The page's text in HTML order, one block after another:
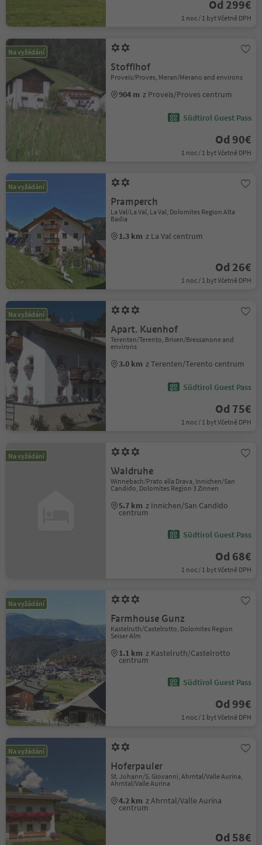
Od 299€
1 noc / 1 byt Včetně DPH
Na vyžádání
Stofflhof
Proveis/Proves, Meran/Merano and environs
904 m z Proveis/Proves centrum
Südtirol Guest Pass
Od 90€
1 noc / 1 byt Včetně DPH
Na vyžádání
Pramperch
La Val/La Val, La Val, Dolomites Region Alta
Badia
1.3 km z La Val centrum
Od 26€
1 noc / 1 byt Včetně DPH
Na vyžádání
Apart. Kuenhof
Terenten/Terento, Brixen/Bressanone and
environs
3.0 km z Terenten/Terento centrum
Südtirol Guest Pass
Od 75€
1 noc / 1 byt Včetně DPH
Na vyžádání
Waldruhe
Winnebach/Prato alla Drava, Innichen/San
Candido, Dolomites Region 3 Zinnen
5.7 km z Innichen/San Candido
centrum
Südtirol Guest Pass
Od 68€
1 noc / 1 byt Včetně DPH
Na vyžádání
Farmhouse Gunz
Kastelruth/Castelrotto, Dolomites Region
Seiser Alm
1.1 km z Kastelruth/Castelrotto
centrum
Südtirol Guest Pass
Od 99€
1 noc / 1 byt Včetně DPH
Na vyžádání
Hoferpauler
St. Johann/S. Giovanni, Ahrntal/Valle Aurina,
Ahrntal/Valle Aurina
4.2 km z Ahrntal/Valle Aurina
centrum
Od 58€